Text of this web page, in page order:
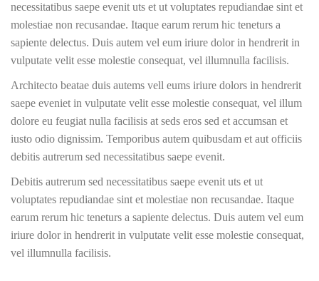
necessitatibus saepe evenit uts et ut voluptates repudiandae sint et
molestiae non recusandae. Itaque earum rerum hic teneturs a
sapiente delectus. Duis autem vel eum iriure dolor in hendrerit in
vulputate velit esse molestie consequat, vel illumnulla facilisis.
Architecto beatae duis autems vell eums iriure dolors in hendrerit
saepe eveniet in vulputate velit esse molestie consequat, vel illum
dolore eu feugiat nulla facilisis at seds eros sed et accumsan et
iusto odio dignissim. Temporibus autem quibusdam et aut officiis
debitis autrerum sed necessitatibus saepe evenit.
Debitis autrerum sed necessitatibus saepe evenit uts et ut
voluptates repudiandae sint et molestiae non recusandae. Itaque
earum rerum hic teneturs a sapiente delectus. Duis autem vel eum
iriure dolor in hendrerit in vulputate velit esse molestie consequat,
vel illumnulla facilisis.